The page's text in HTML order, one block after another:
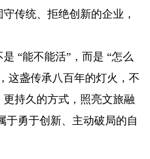
传统、拒绝创新的企业，
“能不能活”，而是 “怎么
这盏传承八百年的灯火，不
持久的方式，照亮文旅融
勇于创新、主动破局的自